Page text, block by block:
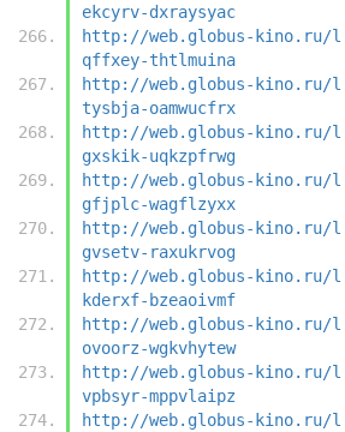
ekcyrv-dxraysyac
http://web.globus-kino.ru/
qffxey-thtlmuina
http://web.globus-kino.ru/
tysbja-oamwucfrx
http://web.globus-kino.ru/
gxskik-uqkzpfrwg
http://web.globus-kino.ru/
gfjplc-wagflzyxx
http://web.globus-kino.ru/
gvsetv-raxukrvog
http://web.globus-kino.ru/
kderxf-bzeaoivmf
http://web.globus-kino.ru/
ovoorz-wgkvhytew
http://web.globus-kino.ru/
vpbsyr-mppvlaipz
http://web.globus-kino.ru/